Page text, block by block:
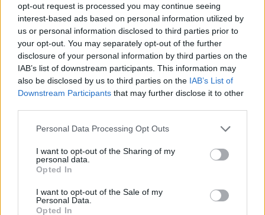
opt-out request is processed you may continue seeing
interest-based ads based on personal information utilized by
us or personal information disclosed to third parties prior to
your opt-out. You may separately opt-out of the further
disclosure of your personal information by third parties on the
IAB’s list of downstream participants. This information may
also be disclosed by us to third parties on the IAB’s List of
Downstream Participants that may further disclose it to other
Personal Data Processing Opt Outs
I want to opt-out of the Sharing of my
personal data.
Opted In
I want to opt-out of the Sale of my
Personal Data.
Opted In
Servizio a cura diLuca Ricci
Condividi questo articolo:
E-mail LinkedIn Facebook X
Mastodon Telegram
Stampa
Vuoi ricevere gli aggiornamenti delle news di TecnoGazzetta?
Inserisci nome ed indirizzo E-Mail: